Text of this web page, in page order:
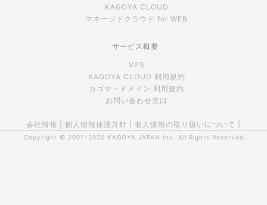
KAGOYA CLOUD
マネージドクラウド for WEB
サービス概要
VPS
KAGOYA CLOUD 利用規約
カゴヤ・ドメイン 利用規約
お問い合わせ窓口
会社情報 個人情報保護方針 個人情報の取り扱いについて
Copyright © 2007-2020 KAGOYA JAPAN Inc. All Rights Reserved.